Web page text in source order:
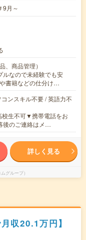
月～
、商品管理）
ルなので未経験でも安
書籍などの仕分け…
ンスキル不要 / 英語力不
生不可▼携帯電話をお
後のご連絡はメ…
詳しく見る
グループ）
収20.1万円】